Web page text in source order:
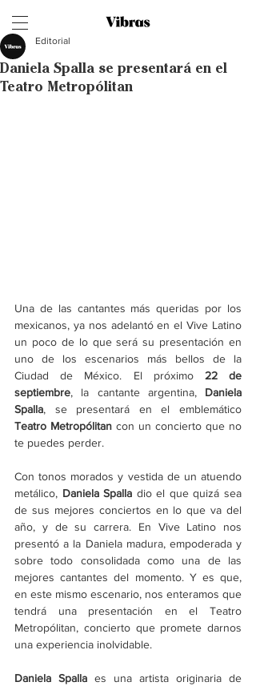
Daniela Spalla se presentará en el
Teatro Metropólitan
Editorial
Una de las cantantes más queridas por los
mexicanos, ya nos adelantó en el Vive Latino
un poco de lo que será su presentación en
uno de los escenarios más bellos de la
Ciudad de México. El próximo 22 de
septiembre, la cantante argentina, Daniela
Spalla
Teatro Metropólitan con un concierto que no
te puedes perder.
Con tonos morados y vestida de un atuendo
metálico, Daniela Spalla dio el que quizá sea
de sus mejores conciertos en lo que va del
año, y de su carrera. En Vive Latino nos
presentó a la Daniela madura, empoderada y
sobre todo consolidada como una de las
mejores cantantes del momento. Y es que,
en este mismo escenario, nos enteramos que
tendrá una presentación en el Teatro
Metropólitan, concierto que promete darnos
una experiencia inolvidable.
Daniela Spalla es una artista originaria de